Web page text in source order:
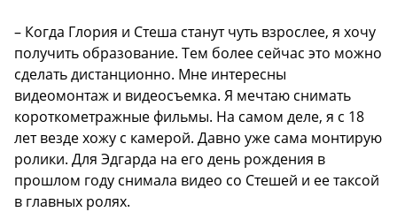
– Когда Глория и Стеша станут чуть взрослее, я хочу
получить образование. Тем более сейчас это можно
сделать дистанционно. Мне интересны
видеомонтаж и видеосъемка. Я мечтаю снимать
короткометражные фильмы. На самом деле, я с 18
лет везде хожу с камерой. Давно уже сама монтирую
ролики. Для Эдгарда на его день рождения в
прошлом году снимала видео со Стешей и ее таксой
в главных ролях.